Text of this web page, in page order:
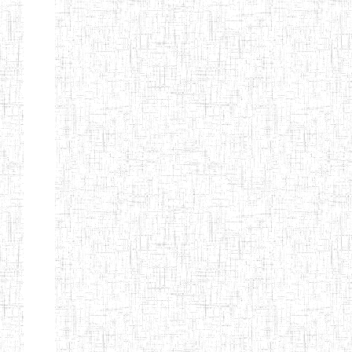
Etablissements
d'enseignement
secondaire
technique
et
professionnel
ESTP
Etablissements